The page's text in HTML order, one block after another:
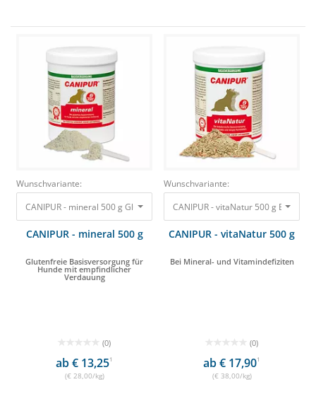
Wunschvariante:
CANIPUR - mineral 500 g Glutenfreie Basisversorgung für Hunde mit
CANIPUR - mineral 500 g
Glutenfreie Basisversorgung für
Hunde mit empfindlicher
Verdauung
(0)
ab € 13,251
(€ 28,00/kg)
Wunschvariante:
CANIPUR - vitaNatur 500 g Bei
CANIPUR - vitaNatur 500 g
Bei Mineral- und Vitamindefiziten
(0)
ab € 17,901
(€ 38,00/kg)